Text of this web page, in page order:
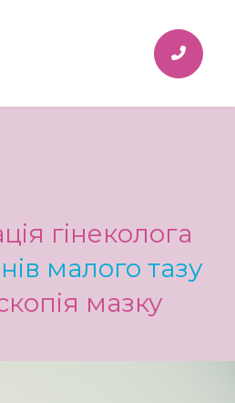
гінеколога
малого тазу
мазку